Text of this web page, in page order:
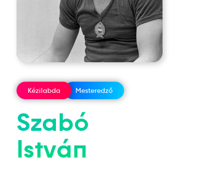
Kézilabda Mesteredző
Szabó
István